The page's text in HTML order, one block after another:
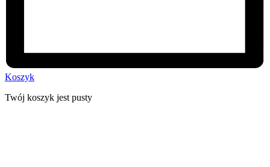
Koszyk
Twój koszyk jest pusty